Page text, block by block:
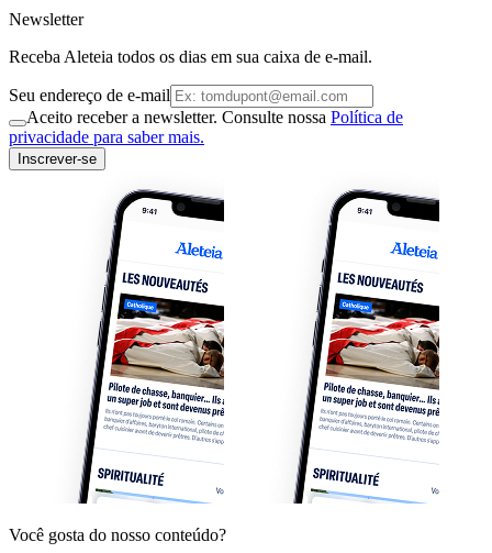
Newsletter
Receba Aleteia todos os dias em sua caixa de e-mail.
Seu endereço de e-mail
Aceito receber a newsletter. Consulte nossa Política de
privacidade para saber mais.
Inscrever-se
Você gosta do nosso conteúdo?